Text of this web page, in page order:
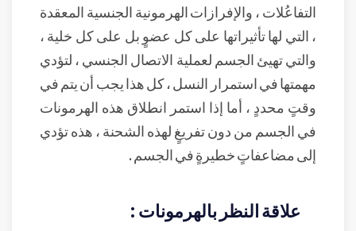
التفاعُلات ، والإفرازات الهرمونية الجنسية المعقدة
، التي لها تأثيراتها على كل عضوٍ بل على كل خلية ،
والتي تهيئ الجسم لعملية الاتصال الجنسي ، لتؤدي
مهمتها في استمرار النسل ، كل هذا يجب أن يتم في
وقتٍ محددٍ ، أما إذا استمر انطلاق هذه الهرمونات
في الجسم من دون تفريغٍ لهذه الشحنة ، هذه تؤدي
إلى مضاعفاتٍ خطيرةٍ في الجسم .
علاقة النظر بالهرمونات :